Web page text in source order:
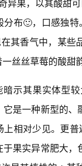
布🙂，口感独
其香气中，某
丝丝草莓的酸甜
暗示其果实体型
是一种新型的、
相对少见。更
果实异常肥大